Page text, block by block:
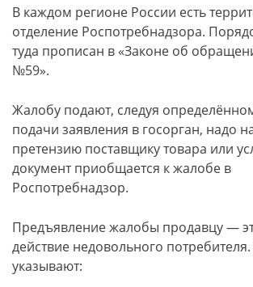
В каждом регионе России есть
отделение Роспотребнадзора.
туда прописан в «Законе об
№59».
Жалобу подают, следуя
подачи заявления в госорган, надо
претензию поставщику товара или
документ приобщается к жалобе в
Роспотребнадзор.
Предъявление жалобы продавцу —
действие недовольного
указывают: